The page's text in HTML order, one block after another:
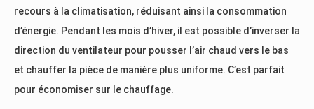
recours à la climatisation, réduisant ainsi la consommation
d’énergie. Pendant les mois d’hiver, il est possible d’inverser la
direction du ventilateur pour pousser l’air chaud vers le bas
et chauffer la pièce de manière plus uniforme. C’est parfait
pour économiser sur le chauffage.